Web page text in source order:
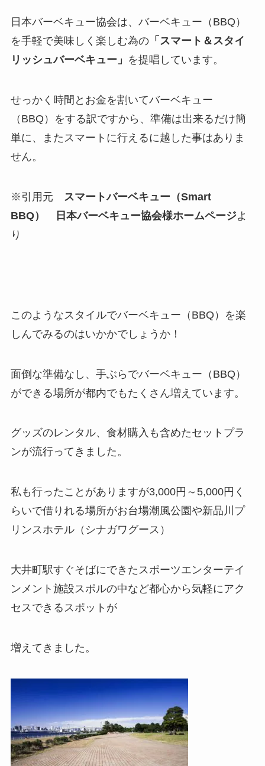
日本バーベキュー協会は、バーベキュー（BBQ）
を手軽で美味しく楽しむ為の「スマート＆スタイ
リッシュバーベキュー」 を提唱しています。
せっかく時間とお金を割いてバーベキュー
（BBQ）をする訳ですから、準備は出来るだけ簡
単に、またスマートに行えるに越した事はありま
せん。
※引用元 スマートバーベキュー（Smart
BBQ）
日本バーベキュー協会様ホームページよ
り
このようなスタイルでバーベキュー（BBQ）を楽
しんでみるのはいかかでしょうか！
面倒な準備なし、手ぶらでバーベキュー（BBQ）
ができる場所が都内でもたくさん増えています。
グッズのレンタル、食材購入も含めたセットプラ
ンが流行ってきました。
私も行ったことがありますが3,000円～5,000円く
らいで借りれる場所がお台場潮風公園や新品川プ
リンスホテル（シナガワグース）
大井町駅すぐそばにできたスポーツエンターテイ
ンメント施設スポルの中など都心から気軽にアク
セスできるスポットが
増えてきました。